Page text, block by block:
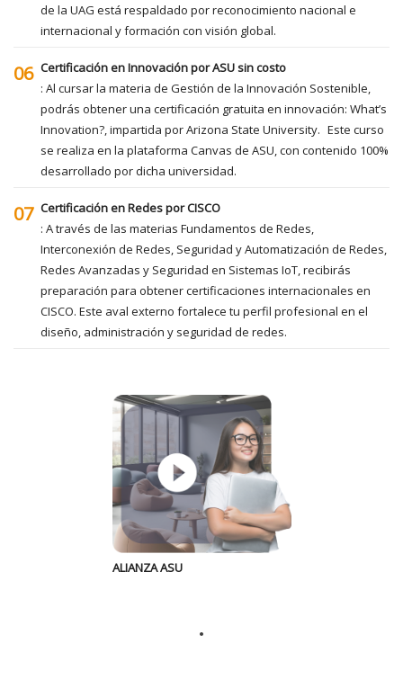
de la UAG está respaldado por reconocimiento nacional e
internacional y formación con visión global.
06 Certificación en Innovación por ASU sin costo
: Al cursar la materia de Gestión de la Innovación Sostenible,
podrás obtener una certificación gratuita en innovación: What’s
Innovation?, impartida por Arizona State University. Este curso
se realiza en la plataforma Canvas de ASU, con contenido 100%
desarrollado por dicha universidad.
07 Certificación en Redes por CISCO
: A través de las materias Fundamentos de Redes,
Interconexión de Redes, Seguridad y Automatización de Redes,
Redes Avanzadas y Seguridad en Sistemas IoT, recibirás
preparación para obtener certificaciones internacionales en
CISCO. Este aval externo fortalece tu perfil profesional en el
diseño, administración y seguridad de redes.
ALIANZA ASU